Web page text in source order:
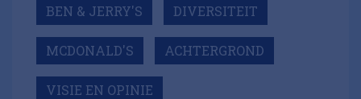
BEN & JERRY'S DIVERSITEIT
MCDONALD'S ACHTERGROND
VISIE EN OPINIE